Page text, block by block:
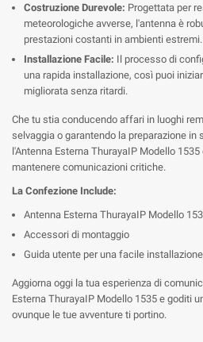
Costruzione Durevole: Progettata per
meteorologiche avverse, l'antenna è
prestazioni costanti in ambienti estremi.
Installazione Facile: Il processo di
una rapida installazione, così puoi
migliorata senza ritardi.
Che tu stia conducendo affari in luoghi
selvaggia o garantendo la preparazione in
l'Antenna Esterna ThurayaIP Modello
mantenere comunicazioni critiche.
La Confezione Include:
Antenna Esterna ThurayaIP Modello
Accessori di montaggio
Guida utente per una facile installazione
Aggiorna oggi la tua esperienza di
Esterna ThurayaIP Modello 1535 e goditi
ovunque le tue avventure ti portino.